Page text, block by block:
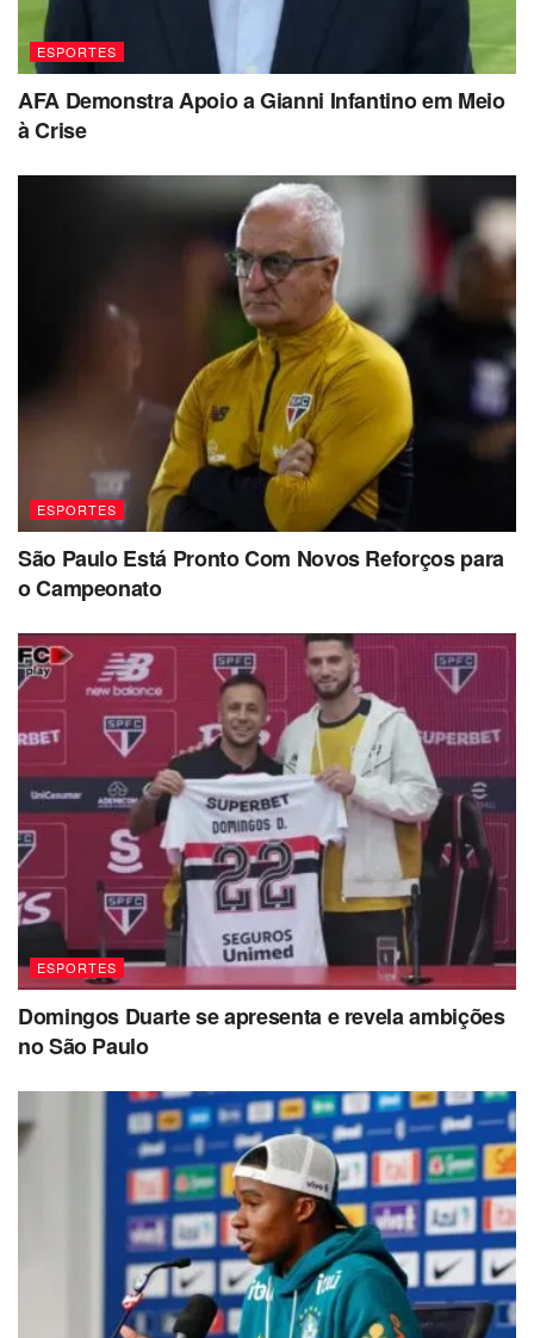
ESPORTES
AFA Demonstra Apoio a Gianni Infantino em Meio
à Crise
ESPORTES
São Paulo Está Pronto Com Novos Reforços para
o Campeonato
ESPORTES
Domingos Duarte se apresenta e revela ambições
no São Paulo